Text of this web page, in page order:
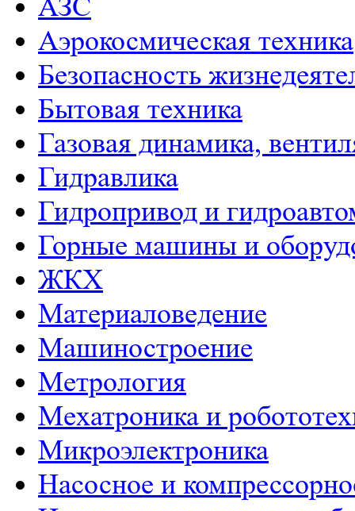
АЗС
Аэрокосмическая техника
Безопасность
Бытовая техника
Газовая динамика,
Гидравлика
Гидропривод и
Горные машины и
ЖКХ
Материаловедение
Машиностроение
Метрология
Мехатроника и
Микроэлектроника
Насосное и